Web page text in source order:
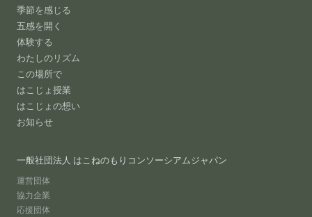
季節を感じる
五感を開く
体験する
わたしのリズム
この場所で
はこじょ授業
はこじょの想い
お知らせ
一般社団法人 はこねのもりコンソーシアムジャパン
運営団体
協力企業
応援団体